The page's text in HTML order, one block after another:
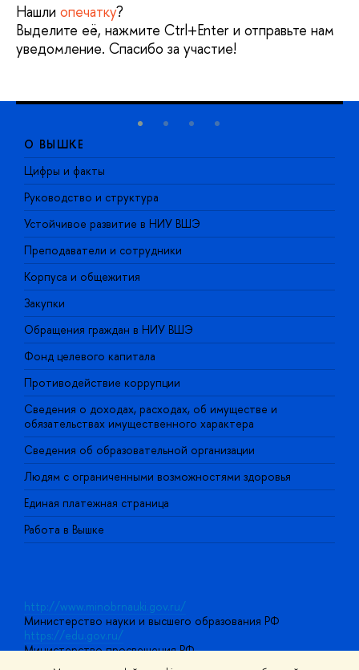
Нашли опечатку?
Выделите её, нажмите Ctrl+Enter и отправьте нам
уведомление. Спасибо за участие!
О ВЫШКЕ
Цифры и факты
Руководство и структура
Устойчивое развитие в НИУ ВШЭ
Преподаватели и сотрудники
Корпуса и общежития
Закупки
Обращения граждан в НИУ ВШЭ
Фонд целевого капитала
Противодействие коррупции
Сведения о доходах, расходах, об имуществе и
обязательствах имущественного характера
Сведения об образовательной организации
Людям с ограниченными возможностями здоровья
Единая платежная страница
Работа в Вышке
http://www.minobrnauki.gov.ru/
Министерство науки и высшего образования РФ
https://edu.gov.ru/
Министерство просвещения РФ
https://elearning.hse.ru/mooc